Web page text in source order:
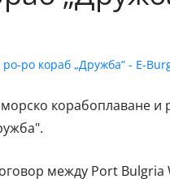
корабоплаване и
между Port